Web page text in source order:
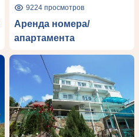
9224 просмотров
Аренда номера/
апартамента